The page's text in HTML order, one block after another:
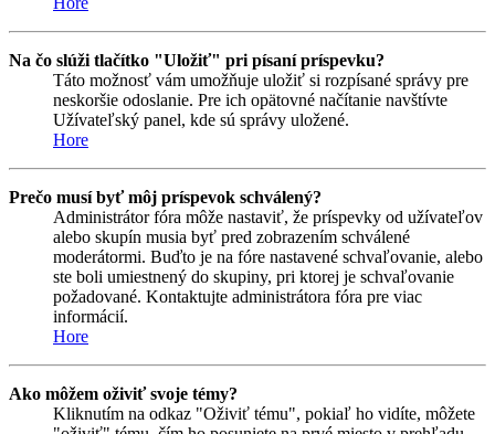
Na čo slúži tlačítko "Uložiť" pri písaní príspevku?
Táto možnosť vám umožňuje uložiť si rozpísané správy pre
neskoršie odoslanie. Pre ich opätovné načítanie navštívte
Užívateľský panel, kde sú správy uložené.
Hore
Prečo musí byť môj príspevok schválený?
Administrátor fóra môže nastaviť, že príspevky od užívateľov
alebo skupín musia byť pred zobrazením schválené
moderátormi. Buďto je na fóre nastavené schvaľovanie, alebo
ste boli umiestnený do skupiny, pri ktorej je schvaľovanie
požadované. Kontaktujte administrátora fóra pre viac
informácií.
Hore
Ako môžem oživiť svoje témy?
Kliknutím na odkaz "Oživiť tému", pokiaľ ho vidíte, môžete